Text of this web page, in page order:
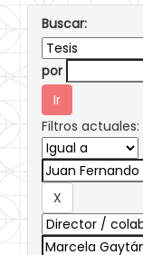
Buscar:
por
Filtros actuales: